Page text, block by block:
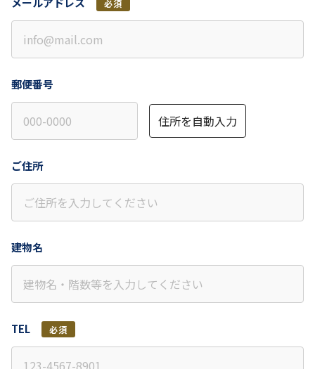
必須
郵便番号
住所を自動入力
ご住所
建物名
TEL 必須